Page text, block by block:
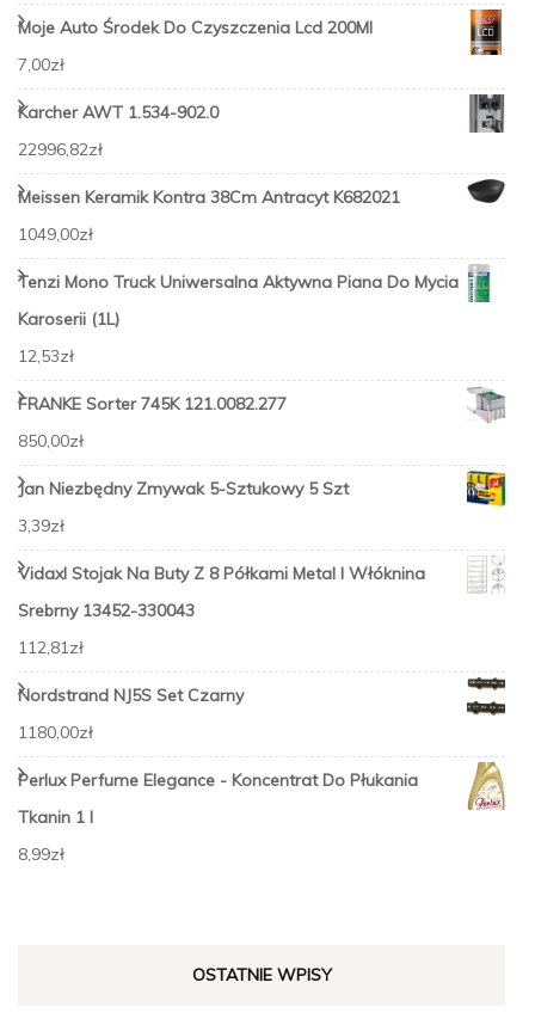
Moje Auto Środek Do Czyszczenia Lcd 200Ml
7,00zł
Karcher AWT 1.534-902.0
22996,82zł
Meissen Keramik Kontra 38Cm Antracyt K682021
1049,00zł
Tenzi Mono Truck Uniwersalna Aktywna Piana Do Mycia
Karoserii (1L)
12,53zł
FRANKE Sorter 745K 121.0082.277
850,00zł
Jan Niezbędny Zmywak 5-Sztukowy 5 Szt
3,39zł
Vidaxl Stojak Na Buty Z 8 Półkami Metal I Włóknina
Srebrny 13452-330043
112,81zł
Nordstrand NJ5S Set Czarny
1180,00zł
Perlux Perfume Elegance - Koncentrat Do Płukania
Tkanin 1 l
8,99zł
OSTATNIE WPISY